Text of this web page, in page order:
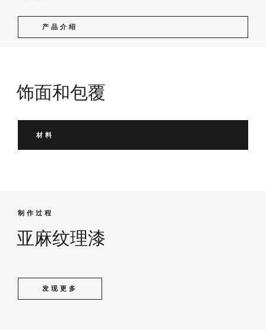
产品介绍
饰面和包覆
材料
制作过程
亚麻纹理漆
发现更多